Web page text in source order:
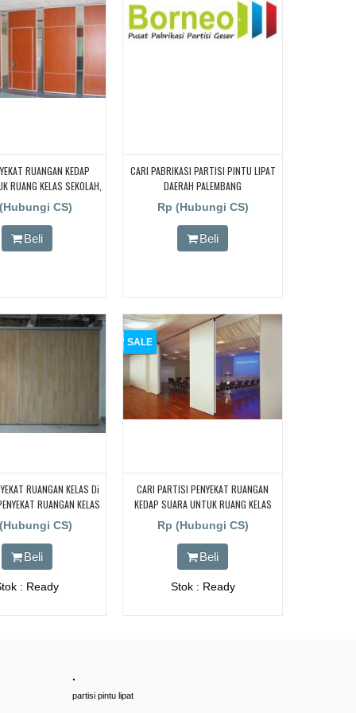
RUANGAN KEDAP
RUANG KELAS SEKOLAH,
RUANGAN KEDAP
RUANG KELAS SEKOLAH,
RUANGAN KEDAP
RUANG KELAS SEKOLAH,
CS)
Beli
CARI PABRIKASI PARTISI PINTU LIPAT
DAERAH PALEMBANG
Rp (Hubungi CS)
Beli
RUANGAN KELAS Di
RUANGAN KELAS
PENYEKAT RUANGAN
Di BANDUNG,
CS)
Beli
: Ready
SALE
CARI PARTISI PENYEKAT RUANGAN
KEDAP SUARA UNTUK RUANG KELAS
KAMPUS, CARI PARTISI PENYEKAT
RUANGAN KEDAP SUARA UNTUK
RUANG KELAS KAMPUS, CARI PARTISI
PENYEKAT RUANGAN KEDAP SUARA
UNTUK RUANG KELAS KAMPUS, CARI
PARTISI PENYEKAT RUANGAN KEDAP
Rp (Hubungi CS)
Beli
Stok : Ready
.
partisi pintu lipat